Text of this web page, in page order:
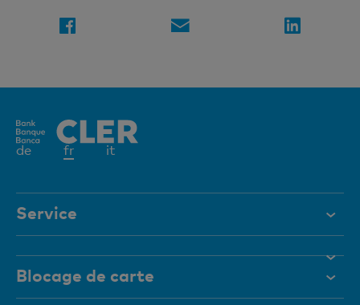
de frElément
it
Service
Documents
Blocage de carte